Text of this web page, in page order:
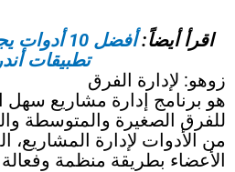
اقرأ أيضاً:
أفضل 10
تطبيقات
زوهو: لإدارة الفرق
هو برنامج إدارة مشاريع سهل
للفرق الصغيرة والمتوسطة
من الأدوات لإدارة المشاريع،
الأعضاء بطريقة منظمة وفعالة